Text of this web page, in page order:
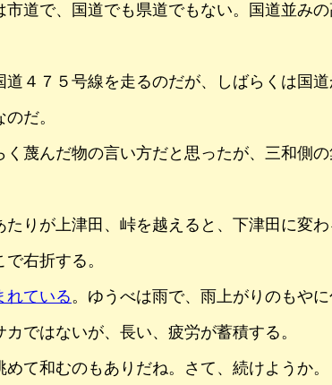
道で、国道でも県道でもない。国道並みの
４７５号線を走るのだが、しばらくは国道
だ。
蔑んだ物の言い方だと思ったが、三和側
りが上津田、峠を越えると、下津田に変わ
右折する。
れている 。ゆうべは雨で、雨上がりのもやに
ではないが、長い、疲労が蓄積する。
て和むのもありだね。さて、続けようか。